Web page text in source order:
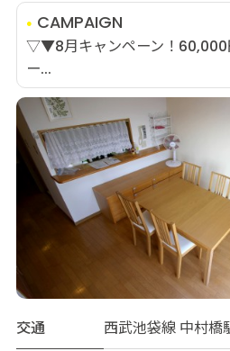
CAMPAIGN
▽▼8月キャンペーン！60,000
ー...
交通
西武池袋線 中村橋